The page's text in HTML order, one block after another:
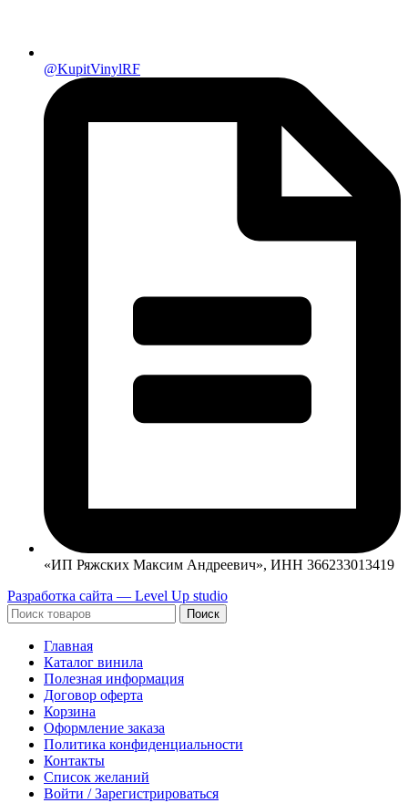
@KupitVinylRF
«ИП Ряжских Максим Андреевич», ИНН 366233013419
Разработка сайта — Level Up studio
Поиск
Главная
Каталог винила
Полезная информация
Договор оферта
Корзина
Оформление заказа
Политика конфиденциальности
Контакты
Список желаний
Войти / Зарегистрироваться